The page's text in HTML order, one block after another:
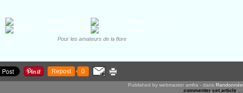
Pour les amateurs de la flore
Repost 0
Published by webmaster amfra - dans Randonnée
commenter cet article